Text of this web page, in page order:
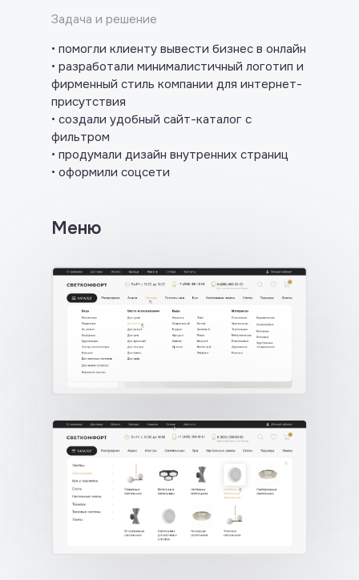
Меню
Задача и решение
• помогли клиенту вывести бизнес в онлайн
• разработали минималистичный логотип и
фирменный стиль компании для интернет-
присутствия
• создали удобный сайт-каталог с
фильтром
• продумали дизайн внутренних страниц
• оформили соцсети